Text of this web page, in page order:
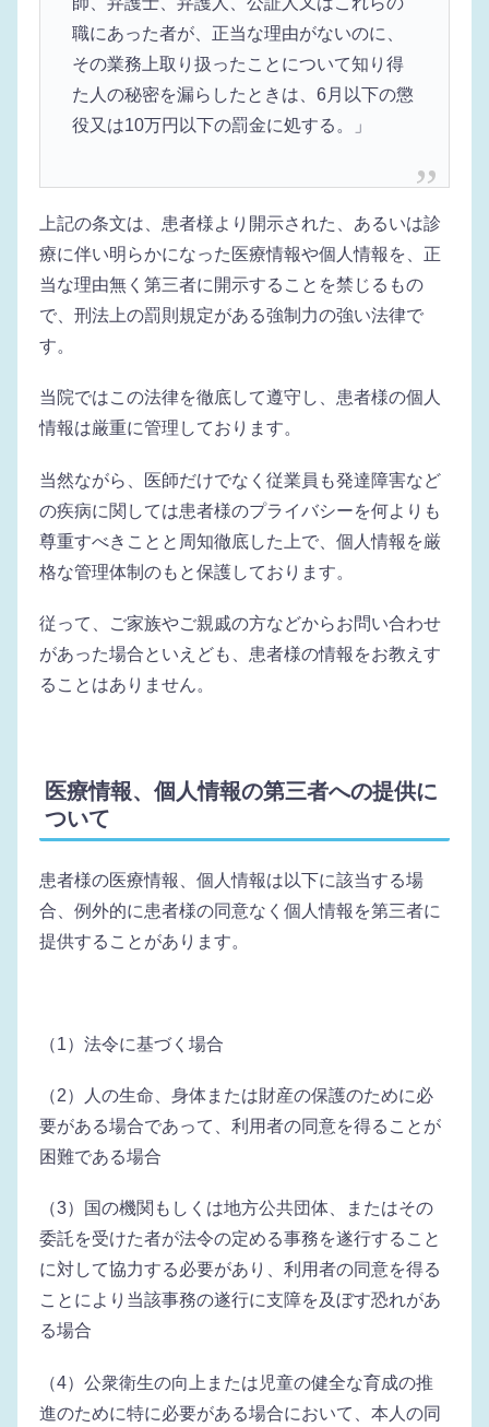
職にあった者が、正当な理由がないのに、
その業務上取り扱ったことについて知り得
た人の秘密を漏らしたときは、6月以下の懲
役又は10万円以下の罰金に処する。」
上記の条文は、患者様より開示された、あるいは診
療に伴い明らかになった医療情報や個人情報を、正
当な理由無く第三者に開示することを禁じるもの
で、刑法上の罰則規定がある強制力の強い法律で
す。
当院ではこの法律を徹底して遵守し、患者様の個人
情報は厳重に管理しております。
当然ながら、医師だけでなく従業員も発達障害など
の疾病に関しては患者様のプライバシーを何よりも
尊重すべきことと周知徹底した上で、個人情報を厳
格な管理体制のもと保護しております。
従って、ご家族やご親戚の方などからお問い合わせ
があった場合といえども、患者様の情報をお教えす
ることはありません。
医療情報、個人情報の第三者への提供に
ついて
患者様の医療情報、個人情報は以下に該当する場
合、例外的に患者様の同意なく個人情報を第三者に
提供することがあります。
（1）法令に基づく場合
（2）人の生命、身体または財産の保護のために必
要がある場合であって、利用者の同意を得ることが
困難である場合
（3）国の機関もしくは地方公共団体、またはその
委託を受けた者が法令の定める事務を遂行すること
に対して協力する必要があり、利用者の同意を得る
ことにより当該事務の遂行に支障を及ぼす恐れがあ
る場合
（4）公衆衛生の向上または児童の健全な育成の推
進のために特に必要がある場合において、本人の同